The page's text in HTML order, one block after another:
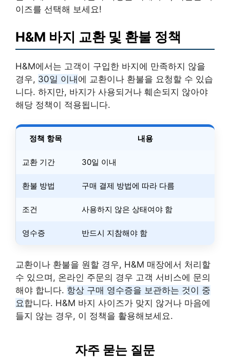
이즈를 선택해 보세요!
H&M 바지 교환 및 환불 정책
H&M에서는 고객이 구입한 바지에 만족하지 않을
경우, 30일 이내에 교환이나 환불을 요청할 수 있습
니다. 하지만, 바지가 사용되거나 훼손되지 않아야
해당 정책이 적용됩니다.
정책 항목 내용
교환 기간 30일 이내
환불 방법 구매 결제 방법에 따라 다름
조건 사용하지 않은 상태여야 함
영수증 반드시 지참해야 함
교환이나 환불을 원할 경우, H&M 매장에서 처리할
수 있으며, 온라인 주문의 경우 고객 서비스에 문의
해야 합니다. 항상 구매 영수증을 보관하는 것이 중
요합니다. H&M 바지 사이즈가 맞지 않거나 마음에
들지 않는 경우, 이 정책을 활용해보세요.
자주 묻는 질문